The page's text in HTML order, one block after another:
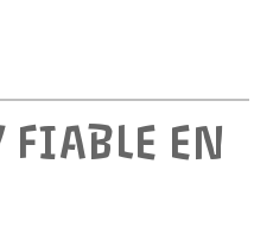
FIABLE EN